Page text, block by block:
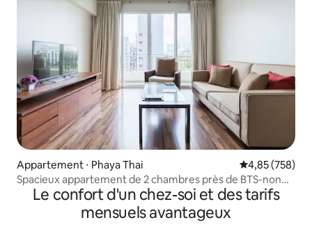
Appartement ⋅ Phaya Thai Évaluation
4,85 (758)
Spacieux appartement de 2 chambres près de BTS-non
fumeur
Le confort d'un chez-soi et des tarifs
mensuels avantageux